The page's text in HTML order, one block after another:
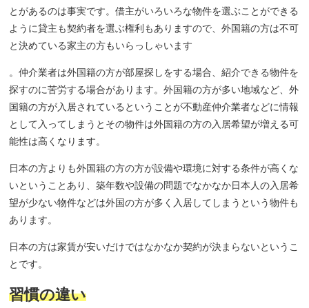
とがあるのは事実です。借主がいろいろな物件を選ぶことができる
ように貸主も契約者を選ぶ権利もありますので、外国籍の方は不可
と決めている家主の方もいらっしゃいます
。仲介業者は外国籍の方が部屋探しをする場合、紹介できる物件を
探すのに苦労する場合があります。外国籍の方が多い地域など、外
国籍の方が入居されているということが不動産仲介業者などに情報
として入ってしまうとその物件は外国籍の方の入居希望が増える可
能性は高くなります。
日本の方よりも外国籍の方の方が設備や環境に対する条件が高くな
いということあり、築年数や設備の問題でなかなか日本人の入居希
望が少ない物件などは外国の方が多く入居してしまうという物件も
あります。
日本の方は家賃が安いだけではなかなか契約が決まらないというこ
とです。
習慣の違い